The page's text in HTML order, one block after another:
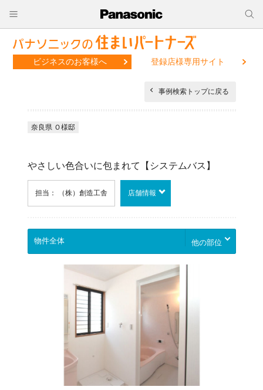
ビジネスのお客様へ 登録店様専用サイト
事例検索トップに戻る
奈良県 Ｏ様邸
やさしい色合いに包まれて【システムバス】
担当： （株）創造工舎 店舗情報
他の部位